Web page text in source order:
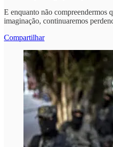
E enquanto não compreendermos
imaginação, continuaremos
Compartilhar